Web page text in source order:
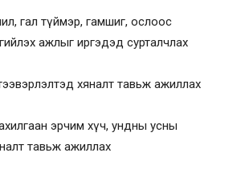
гал түймэр, гамшиг, ослоос
ажлыг иргэдэд сурталчлах
хяналт тавьж ажиллах
эрчим хүч, ундны усны
тавьж ажиллах